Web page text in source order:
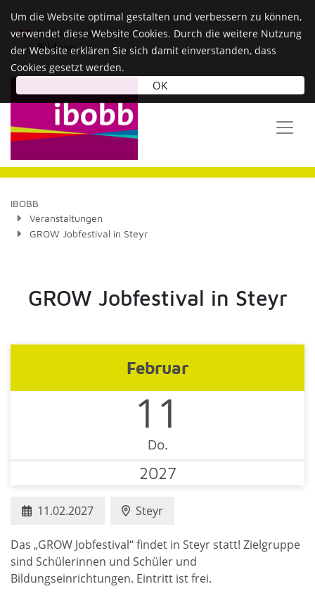
Um die Website optimal gestalten und verbessern zu können,
verwendet diese Website Cookies. Durch die weitere Nutzung
der Website erklären Sie sich damit einverstanden, dass
Cookies gesetzt werden.
OK
IBOBB
Veranstaltungen
GROW Jobfestival in Steyr
GROW Jobfestival in Steyr
11.02.2027 Steyr
Das „GROW Jobfestival“ findet in Steyr statt! Zielgruppe
sind Schülerinnen und Schüler und
Bildungseinrichtungen. Eintritt ist frei.
Februar
11
Do.
2027